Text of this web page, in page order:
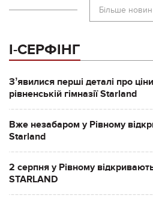
Більше новин
І-СЕРФІНГ
Зʼявилися перші деталі про
рівненській гімназії Starland
Вже незабаром у Рівному
Starland
2 серпня у Рівному
STARLAND